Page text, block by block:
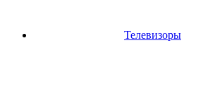
Телевизоры